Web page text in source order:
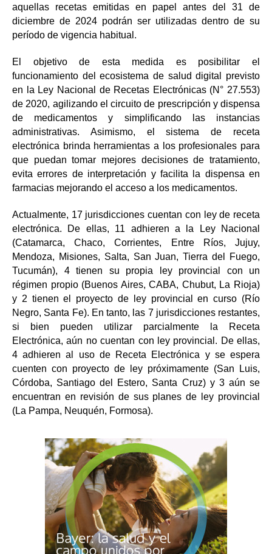
aquellas recetas emitidas en papel antes del 31 de
diciembre de 2024 podrán ser utilizadas dentro de su
período de vigencia habitual.
El objetivo de esta medida es posibilitar el
funcionamiento del ecosistema de salud digital previsto
en la Ley Nacional de Recetas Electrónicas (N° 27.553)
de 2020, agilizando el circuito de prescripción y dispensa
de medicamentos y simplificando las instancias
administrativas. Asimismo, el sistema de receta
electrónica brinda herramientas a los profesionales para
que puedan tomar mejores decisiones de tratamiento,
evita errores de interpretación y facilita la dispensa en
farmacias mejorando el acceso a los medicamentos.
Actualmente, 17 jurisdicciones cuentan con ley de receta
electrónica. De ellas, 11 adhieren a la Ley Nacional
(Catamarca, Chaco, Corrientes, Entre Ríos, Jujuy,
Mendoza, Misiones, Salta, San Juan, Tierra del Fuego,
Tucumán), 4 tienen su propia ley provincial con un
régimen propio (Buenos Aires, CABA, Chubut, La Rioja)
y 2 tienen el proyecto de ley provincial en curso (Río
Negro, Santa Fe). En tanto, las 7 jurisdicciones restantes,
si bien pueden utilizar parcialmente la Receta
Electrónica, aún no cuentan con ley provincial. De ellas,
4 adhieren al uso de Receta Electrónica y se espera
cuenten con proyecto de ley próximamente (San Luis,
Córdoba, Santiago del Estero, Santa Cruz) y 3 aún se
encuentran en revisión de sus planes de ley provincial
(La Pampa, Neuquén, Formosa).